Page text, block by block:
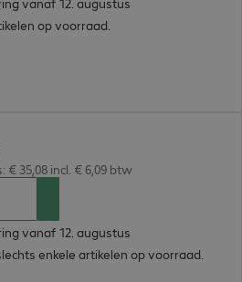
op voorraad.
€ 35,08 incl. € 6,09 btw
vanaf 12. augustus
enkele artikelen op voorraad.